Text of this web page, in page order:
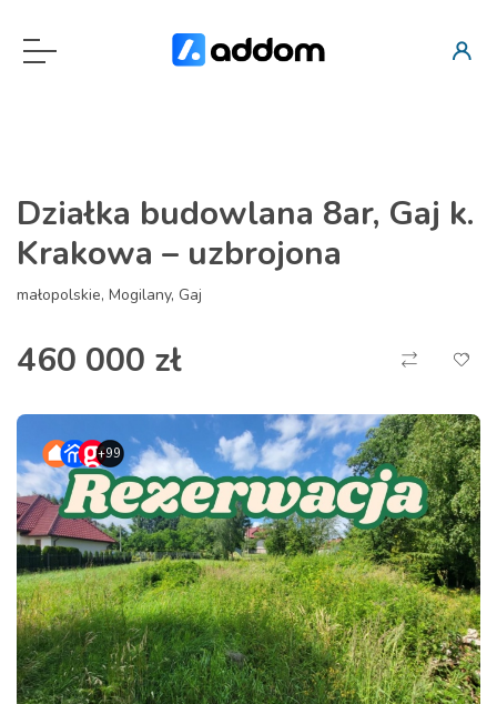
Działka budowlana 8ar, Gaj k.
Krakowa – uzbrojona
małopolskie, Mogilany, Gaj
460 000 zł
+99